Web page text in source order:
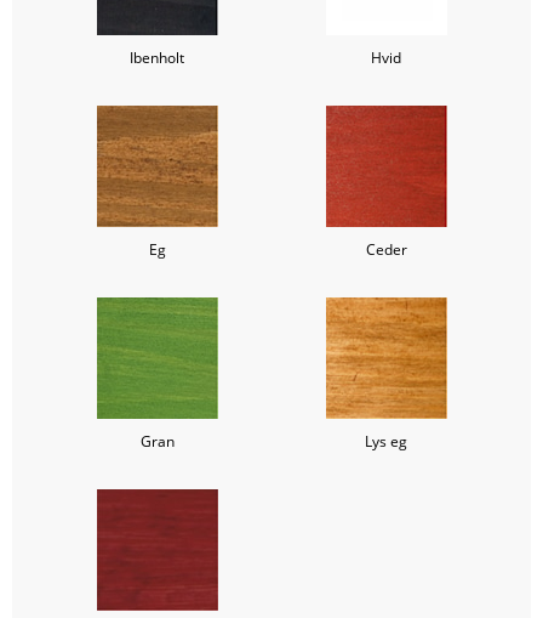
Ibenholt Hvid
Eg Ceder
Gran Lys eg